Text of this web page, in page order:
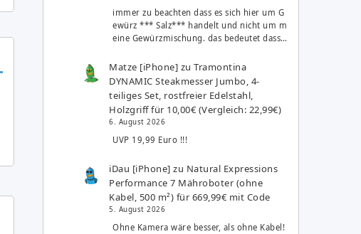
immer zu beachten dass es sich hier um G
ewürz *** Salz*** handelt und nicht um m
eine Gewürzmischung. das bedeutet dass…
Matze [iPhone] zuTramontina
DYNAMIC Steakmesser Jumbo, 4-
teiliges Set, rostfreier Edelstahl,
Holzgriff für 10,00€ (Vergleich: 22,99€)
6. August 2026
UVP 19,99 Euro !!!
iDau [iPhone] zu Natural Expressions
Performance 7 Mähroboter (ohne
Kabel, 500 m²) für 669,99€ mit Code
5. August 2026
Ohne Kamera wäre besser, als ohne Kabel!